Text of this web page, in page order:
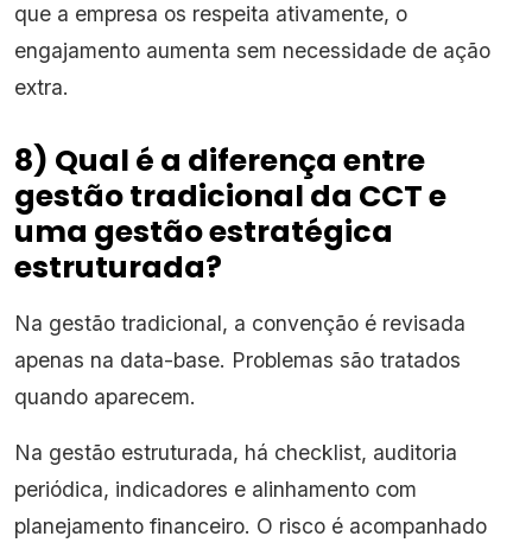
que a empresa os respeita ativamente, o
engajamento aumenta sem necessidade de ação
extra.
8) Qual é a diferença entre
gestão tradicional da CCT e
uma gestão estratégica
estruturada?
Na gestão tradicional, a convenção é revisada
apenas na data-base. Problemas são tratados
quando aparecem.
Na gestão estruturada, há checklist, auditoria
periódica, indicadores e alinhamento com
planejamento financeiro. O risco é acompanhado